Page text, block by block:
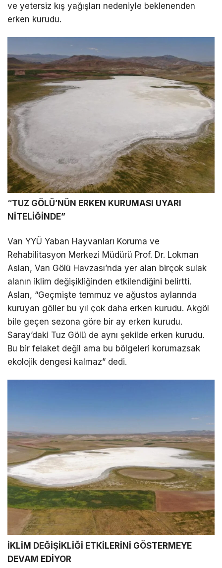
ve yetersiz kış yağışları nedeniyle beklenenden
erken kurudu.
“TUZ GÖLÜ’NÜN ERKEN KURUMASI UYARI
NİTELİĞİNDE”
Van YYÜ Yaban Hayvanları Koruma ve
Rehabilitasyon Merkezi Müdürü Prof. Dr. Lokman
Aslan, Van Gölü Havzası’nda yer alan birçok sulak
alanın iklim değişikliğinden etkilendiğini belirtti.
Aslan, “Geçmişte temmuz ve ağustos aylarında
kuruyan göller bu yıl çok daha erken kurudu. Akgöl
bile geçen sezona göre bir ay erken kurudu.
Saray’daki Tuz Gölü de aynı şekilde erken kurudu.
Bu bir felaket değil ama bu bölgeleri korumazsak
ekolojik dengesi kalmaz” dedi.
İKLİM DEĞİŞİKLİĞİ ETKİLERİNİ GÖSTERMEYE
DEVAM EDİYOR